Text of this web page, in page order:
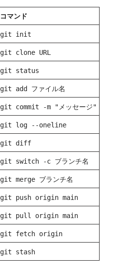
コマンド
git init
git clone URL
git status
git add ファイル名
git commit -m "メッセージ"
git log --oneline
git diff
git switch -c ブランチ名
git merge ブランチ名
git push origin main
git pull origin main
git fetch origin
git stash